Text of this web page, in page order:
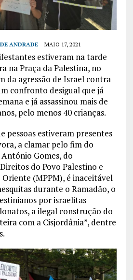
ANDRADE MAIO 17, 2021
estiveram na tarde
na Praça da Palestina, no
da agressão de Israel contra
confronto desigual que já
e já assassinou mais de
pelo menos 40 crianças.
pessoas estiveram presentes
a clamar pelo fim do
Gomes, do
do Povo Palestino e
Oriente (MPPM), é inaceitável
durante o Ramadão, o
por israelitas
a ilegal construção do
com a Cisjordânia”, dentre